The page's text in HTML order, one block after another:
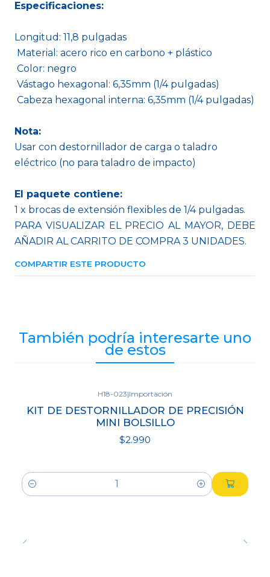
Especificaciones:
Longitud: 11,8 pulgadas
Material: acero rico en carbono + plástico
Color: negro
Vástago hexagonal: 6,35mm (1/4 pulgadas)
Cabeza hexagonal interna: 6,35mm (1/4 pulgadas)
Nota:
Usar con destornillador de carga o taladro
eléctrico (no para taladro de impacto)
El paquete contiene:
1 x brocas de extensión flexibles de 1/4 pulgadas.
PARA VISUALIZAR EL PRECIO AL MAYOR, DEBE
AÑADIR AL CARRITO DE COMPRA 3 UNIDADES.
COMPARTIR ESTE PRODUCTO
También podría interesarte uno
de estos
H18-023|Importación
KIT DE DESTORNILLADOR DE PRECISIÓN
MINI BOLSILLO
$2.990
Cantidad